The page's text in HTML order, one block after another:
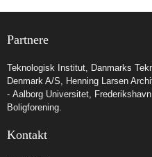
Partnere
Teknologisk Institut Danmarks
Denmark A/S
Henning Larsen
- Aalborg Universitet
Boligforening
Kontakt